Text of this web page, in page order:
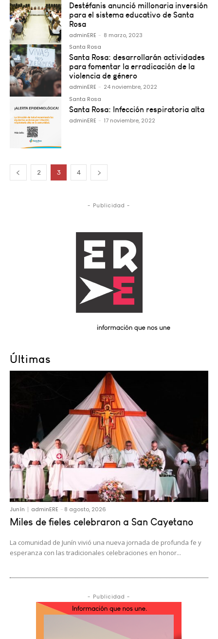
Destéfanis anunció millonaria inversión
para el sistema educativo de Santa
Rosa
adminERE - 8 marzo, 2023
Santa Rosa
Santa Rosa: desarrollarán actividades
para fomentar la erradicación de la
violencia de género
adminERE - 24 noviembre, 2022
Santa Rosa
Santa Rosa: Infección respiratoria alta
adminERE - 17 noviembre, 2022
2 3 4
- Publicidad -
Últimas
Junín adminERE - 8 agosto, 2026
Miles de fieles celebraron a San Cayetano
La comunidad de Junín vivió una nueva jornada de profunda fe y
esperanza con las tradicionales celebraciones en honor...
- Publicidad -